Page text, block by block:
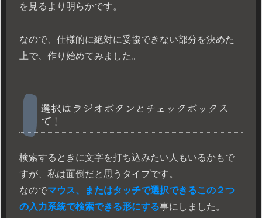
を見るより明らかです。
なので、仕様的に絶対に妥協できない部分を決めた
上で、作り始めてみました。
選択はラジオボタンとチェックボックス
で！
検索するときに文字を打ち込みたい人もいるかもで
すが、私は面倒だと思うタイプです。
なのでマウス、またはタッチで選択できるこの２つ
の入力系統で検索できる形にする事にしました。